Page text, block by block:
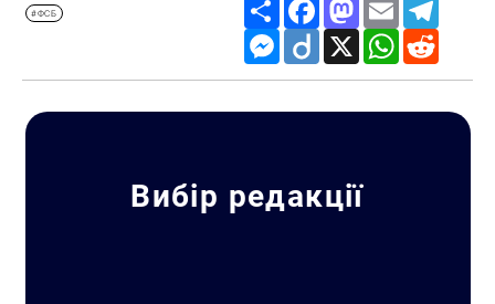
#ФСБ
Messenger
Diigo X WhatsApp
Вибір редакції